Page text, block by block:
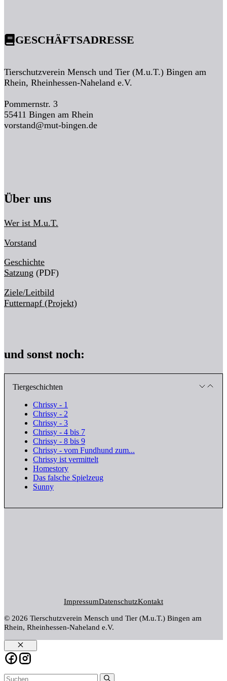
GESCHÄFTSADRESSE
Tierschutzverein Mensch und Tier (M.u.T.) Bingen am
Rhein, Rheinhessen-Naheland e.V.
Pommernstr. 3
55411 Bingen am Rhein
vorstand@mut-bingen.de
Über uns
Wer ist M.u.T.
Vorstand
Geschichte
Satzung (PDF)
Ziele/Leitbild
Futternapf (Projekt)
und sonst noch:
Tiergeschichten
Chrissy - 1
Chrissy - 2
Chrissy - 3
Chrissy - 4 bis 7
Chrissy - 8 bis 9
Chrissy - vom Fundhund zum...
Chrissy ist vermittelt
Homestory
Das falsche Spielzeug
Sunny
© 2026 Tierschutzverein Mensch und Tier (M.u.T.) Bingen am
Rhein, Rheinhessen-Naheland e.V.
ImpressumDatenschutzKontakt
Schließen
Suchen